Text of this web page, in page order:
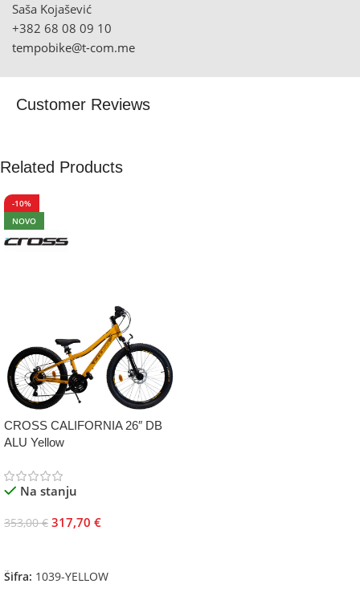
Saša Kojašević
+382 68 08 09 10
tempobike@t-com.me
Customer Reviews
Related Products
-10%
NOVO
CROSS CALIFORNIA 26″ DB
ALU Yellow
Na stanju
353,00€ 317,70 €
Šifra: 1039-YELLOW